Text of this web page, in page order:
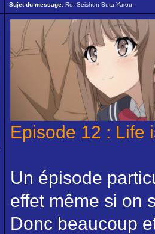
Sujet du message: Re: Seishun Buta Yarou
Episode 12 : Life
Un épisode
effet même si on
Donc beaucoup